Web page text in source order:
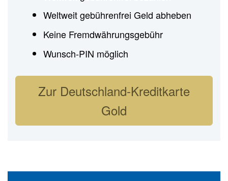
Weltweit gebührenfrei Geld abheben
Keine Fremdwährungsgebühr
Wunsch-PIN möglich
Zur Deutschland-Kreditkarte
Gold